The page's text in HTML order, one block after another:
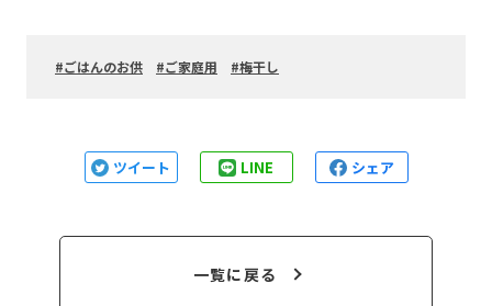
ごはんのお供 ご家庭用 梅干し
ツイート LINE シェア
一覧に戻る